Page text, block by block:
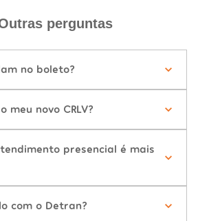
perguntas
no boleto?
meu novo CRLV?
presencial é mais
com o Detran?